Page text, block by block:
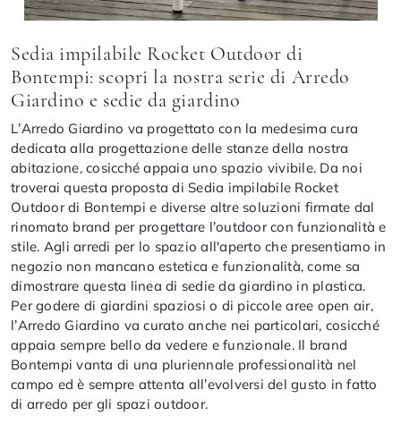
Sedia impilabile Rocket Outdoor di
Bontempi: scopri la nostra serie di Arredo
Giardino e sedie da giardino
L’Arredo Giardino va progettato con la medesima cura
dedicata alla progettazione delle stanze della nostra
abitazione, cosicché appaia uno spazio vivibile. Da noi
troverai questa proposta di Sedia impilabile Rocket
Outdoor di Bontempi e diverse altre soluzioni firmate dal
rinomato brand per progettare l’outdoor con funzionalità e
stile. Agli arredi per lo spazio all'aperto che presentiamo in
negozio non mancano estetica e funzionalità, come sa
dimostrare questa linea di sedie da giardino in plastica.
Per godere di giardini spaziosi o di piccole aree open air,
l’Arredo Giardino va curato anche nei particolari, cosicché
appaia sempre bello da vedere e funzionale. Il brand
Bontempi vanta di una pluriennale professionalità nel
campo ed è sempre attenta all’evolversi del gusto in fatto
di arredo per gli spazi outdoor.